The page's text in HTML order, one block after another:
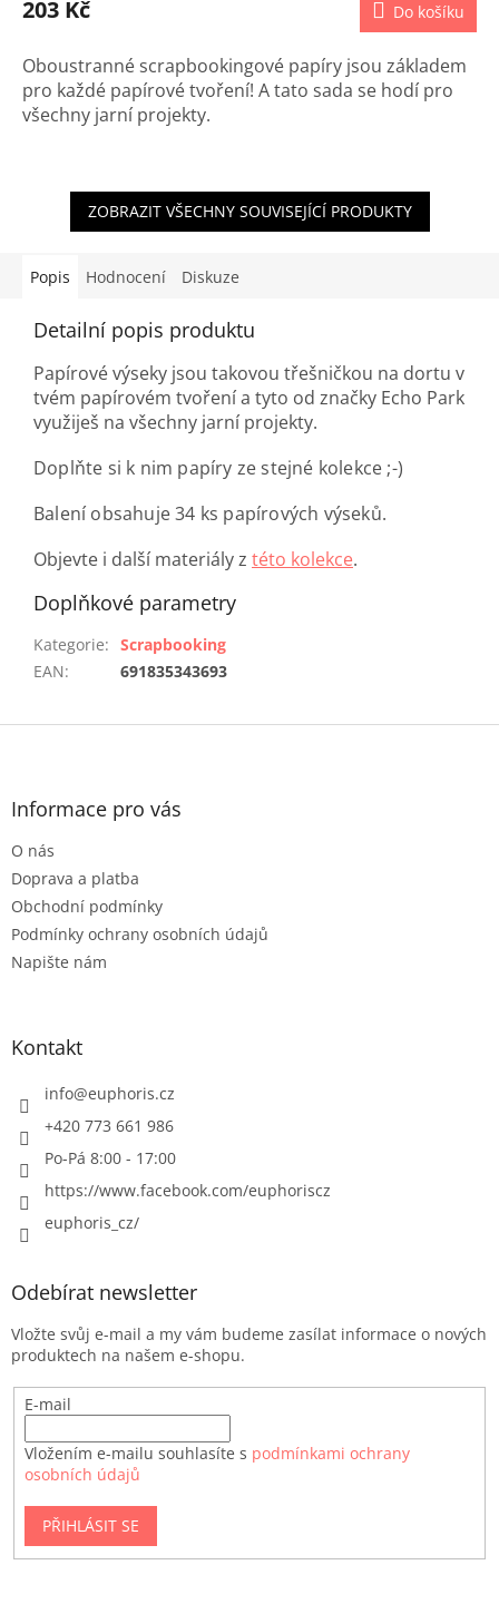
203 Kč Do košíku
Oboustranné scrapbookingové papíry jsou základem
pro každé papírové tvoření! A tato sada se hodí pro
všechny jarní projekty.
ZOBRAZIT VŠECHNY SOUVISEJÍCÍ PRODUKTY
Popis Hodnocení Diskuze
Detailní popis produktu
Papírové výseky jsou takovou třešničkou na dortu v
tvém papírovém tvoření a tyto od značky Echo Park
využiješ na všechny jarní projekty.
Doplňte si k nim papíry ze stejné kolekce ;-)
Balení obsahuje 34 ks papírových výseků.
Objevte i další materiály z této kolekce.
Doplňkové parametry
Kategorie: Scrapbooking
EAN: 691835343693
Z
Informace pro vás
O nás
Doprava a platba
Obchodní podmínky
Podmínky ochrany osobních údajů
Napište nám
Kontakt
info@euphoris.cz
+420 773 661 986
Po-Pá 8:00 - 17:00
https://www.facebook.com/euphoriscz
euphoris_cz/
Odebírat newsletter
Vložte svůj e-mail a my vám budeme zasílat informace o nových
produktech na našem e-shopu.
E-mail
Vložením e-mailu souhlasíte s podmínkami ochrany
osobních údajů
PŘIHLÁSIT SE